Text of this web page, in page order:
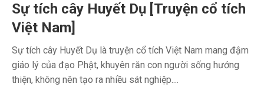
Sự tích cây Huyết Dụ [Truyện cổ tích
Việt Nam]
Sự tích cây Huyết Dụ là truyện cổ tích Việt Nam mang đậm
giáo lý của đạo Phật, khuyên răn con người sống hướng
thiện, không nên tạo ra nhiều sát nghiệp....